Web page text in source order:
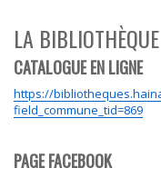
LA BIBLIOTHÈQUE
CATALOGUE EN LIGNE
https://
field_commune_tid=869
PAGE FACEBOOK